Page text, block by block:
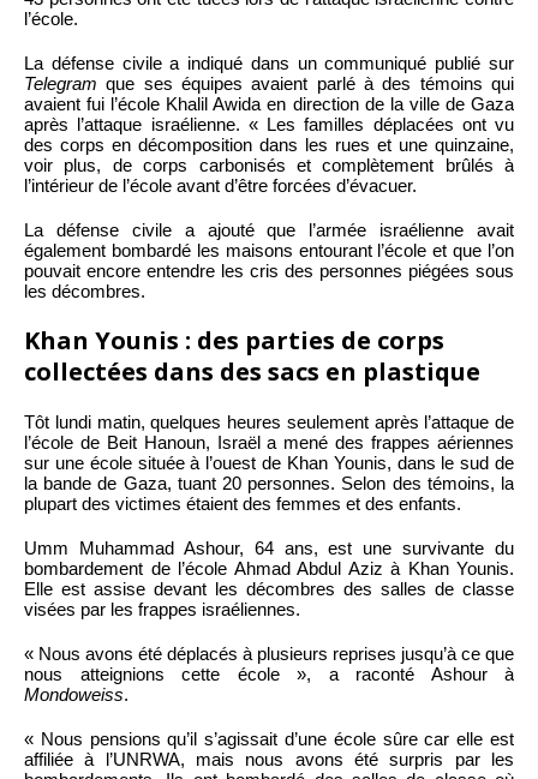
l’école.
La défense civile a indiqué dans un communiqué publié sur
Telegram que ses équipes avaient parlé à des témoins qui
avaient fui l’école Khalil Awida en direction de la ville de Gaza
après l’attaque israélienne. « Les familles déplacées ont vu
des corps en décomposition dans les rues et une quinzaine,
voir plus, de corps carbonisés et complètement brûlés à
l’intérieur de l’école avant d’être forcées d’évacuer.
La défense civile a ajouté que l’armée israélienne avait
également bombardé les maisons entourant l’école et que l’on
pouvait encore entendre les cris des personnes piégées sous
les décombres.
Khan Younis : des parties de corps
collectées dans des sacs en plastique
Tôt lundi matin, quelques heures seulement après l’attaque de
l’école de Beit Hanoun, Israël a mené des frappes aériennes
sur une école située à l’ouest de Khan Younis, dans le sud de
la bande de Gaza, tuant 20 personnes. Selon des témoins, la
plupart des victimes étaient des femmes et des enfants.
Umm Muhammad Ashour, 64 ans, est une survivante du
bombardement de l’école Ahmad Abdul Aziz à Khan Younis.
Elle est assise devant les décombres des salles de classe
visées par les frappes israéliennes.
« Nous avons été déplacés à plusieurs reprises jusqu’à ce que
nous atteignions cette école », a raconté Ashour à
Mondoweiss.
« Nous pensions qu’il s’agissait d’une école sûre car elle est
affiliée à l’UNRWA, mais nous avons été surpris par les